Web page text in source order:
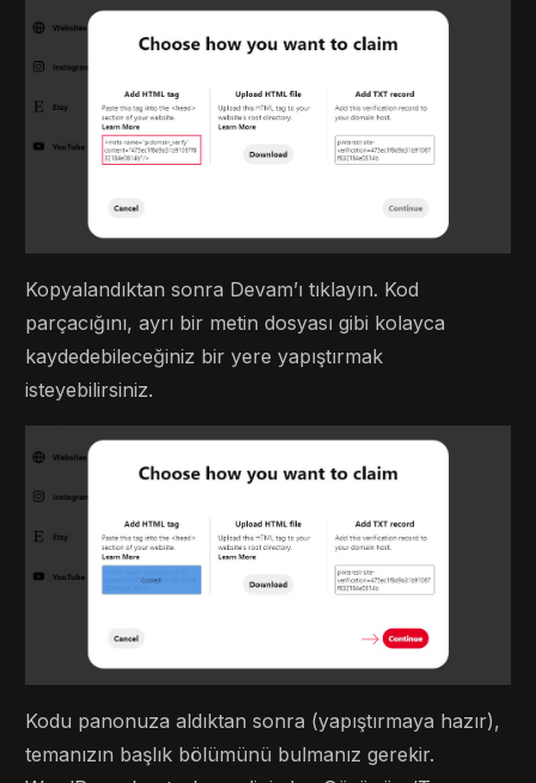
Kopyalandıktan sonra Devam’ı tıklayın. Kod
parçacığını, ayrı bir metin dosyası gibi kolayca
kaydedebileceğiniz bir yere yapıştırmak
isteyebilirsiniz.
Kodu panonuza aldıktan sonra (yapıştırmaya hazır),
temanızın başlık bölümünü bulmanız gerekir.